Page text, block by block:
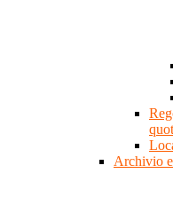
Archivio